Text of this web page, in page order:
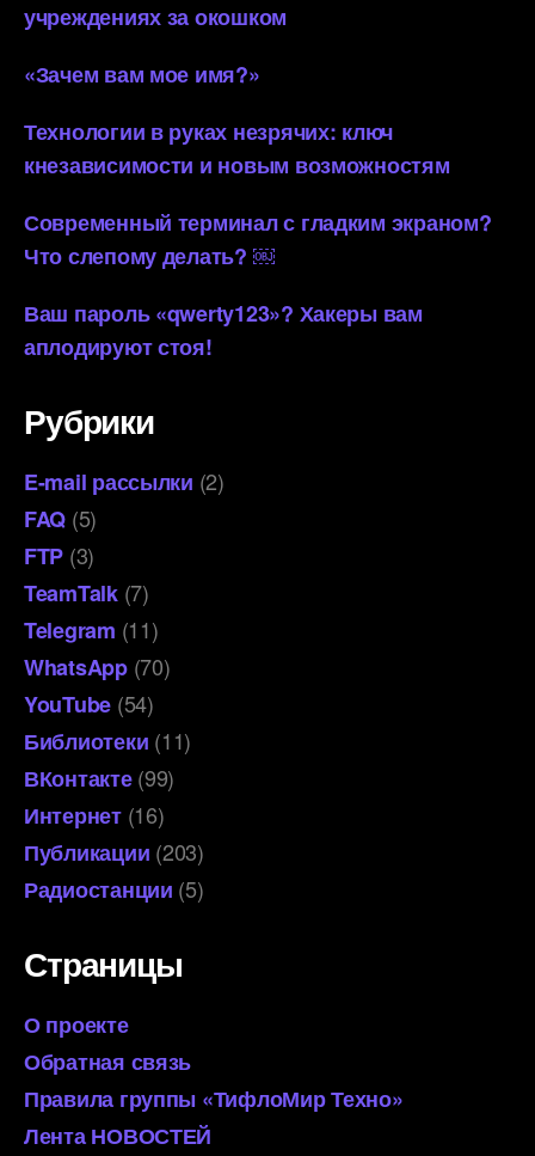
учреждениях за окошком
«Зачем вам мое имя?»
Технологии в руках незрячих: ключ
кнезависимости и новым возможностям
Современный терминал с гладким экраном?
Что слепому делать? ￼
Ваш пароль «qwerty123»? Хакеры вам
аплодируют стоя!
Рубрики
E-mail рассылки (2)
FAQ (5)
FTP (3)
TeamTalk(7)
Telegram (11)
WhatsApp(70)
YouTube (54)
Библиотеки (11)
ВКонтакте(99)
Интернет(16)
Публикации (203)
Радиостанции (5)
Страницы
О проекте
Обратная связь
Правила группы «ТифлоМир Техно»
Лента НОВОСТЕЙ